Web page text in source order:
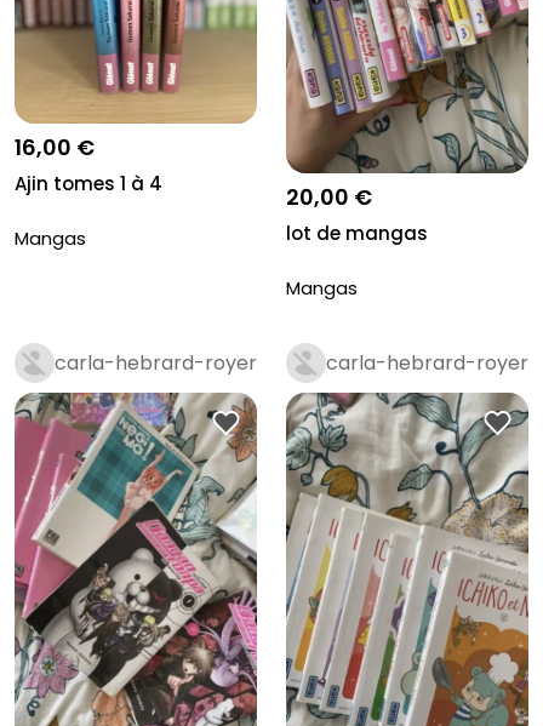
16,00 €
Ajin tomes 1 à 4
Mangas
20,00 €
lot de mangas
Mangas
carla-hebrard-royer carla-hebrard-royer